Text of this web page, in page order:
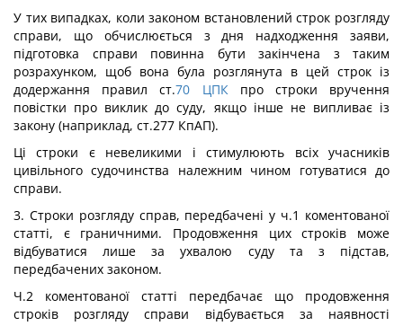
У тих випадках, коли законом встановлений строк розгляду
справи, що обчислюється з дня надходження заяви,
підготовка справи повинна бути закінчена з таким
розрахунком, щоб вона була розглянута в цей строк із
додержання правил ст.70 ЦПКпро строки вручення
повістки про виклик до суду, якщо інше не випливає із
закону (наприклад, ст.277 КпАП).
Ці строки є невеликими і стимулюють всіх учасників
цивільного судочинства належним чином готуватися до
справи.
3. Строки розгляду справ, передбачені у ч.1 коментованої
статті, є граничними. Продовження цих строків може
відбуватися лише за ухвалою суду та з підстав,
передбачених законом.
Ч.2 коментованої статті передбачає що продовження
строків розгляду справи відбувається за наявності